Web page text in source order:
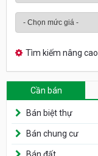
Tìm kiếm nâng cao
Cần bán
Bán biệt thự
Bán chung cư